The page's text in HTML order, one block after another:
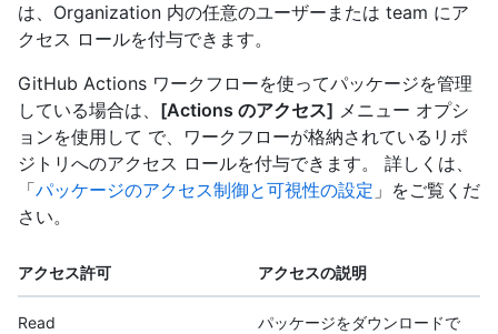
は、Organization 内の任意のユーザーまたは team にア
クセス ロールを付与できます。
GitHub Actions ワークフローを使ってパッケージを管理
している場合は、 [Actions のアクセス] メニュー オプシ
ョンを使用して で、ワークフローが格納されているリポ
ジトリへのアクセス ロールを付与できます。 詳しくは、
「パッケージのアクセス制御と可視性の設定 」をご覧くだ
さい。
アクセス許可 アクセスの説明
Read
パッケージをダウンロードで